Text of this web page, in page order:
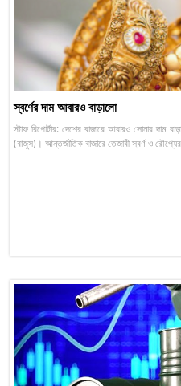
স্বর্ণের দাম আবারও বাড়ালো
স্টাফ রিপোর্টার: দেশের বাজারে আবারও সোনার দাম
(বাজুস)। আন্তর্জাতিক বাজারে তেজাবী স্বর্ণ ও